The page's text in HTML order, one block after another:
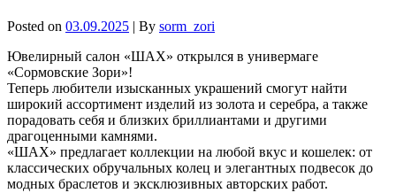
Posted on 03.09.2025 | By sorm_zori
Ювелирный салон «ШАХ» открылся в универмаге
«Сормовские Зори»!
Теперь любители изысканных украшений смогут найти
широкий ассортимент изделий из золота и серебра, а также
порадовать себя и близких бриллиантами и другими
драгоценными камнями.
«ШАХ» предлагает коллекции на любой вкус и кошелек: от
классических обручальных колец и элегантных подвесок до
модных браслетов и эксклюзивных авторских работ.